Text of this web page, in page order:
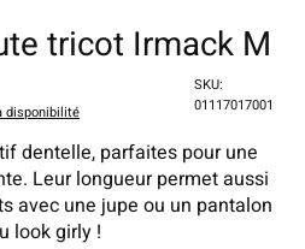
tricot Irmack M
disponibilité
SKU:
01117017001
dentelle, parfaites pour une
Leur longueur permet aussi
avec une jupe ou un pantalon
look girly !